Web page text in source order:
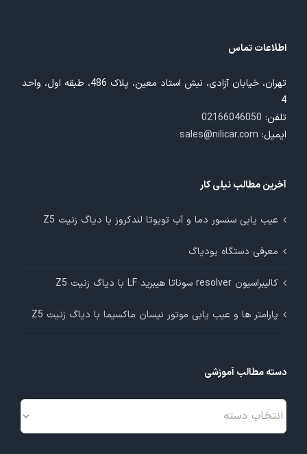
اطلاعات تماس
تهران، خیابان آزادی، نبش استاد معین، پلاک 486، طبقه اول، واحد
4
تلفن: 02166046050
ایمیل: sales@nilicar.com
آخرین مطالب نیلی کار
عیب یابی سنسور دما و آب تویوتا لندکروز با دیاگ زنیت Z5
معرفی دستگاه یودیاگ
کالیبراسیون resolver سوناتا هیبرید LF با دیاگ زنیت Z5
پارامتر ها و عیب یابی موتور نیسان ماکسیما با دیاگ زنیت Z5
دسته مطالب آموزشی
دسته